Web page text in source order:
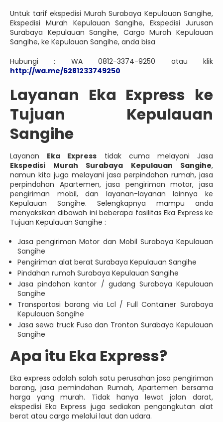
Untuk tarif ekspedisi Murah Surabaya Kepulauan Sangihe,
Ekspedisi Murah Kepulauan Sangihe, Ekspedisi Jurusan
Surabaya Kepulauan Sangihe, Cargo Murah Kepulauan
Sangihe, ke Kepulauan Sangihe, anda bisa
Hubungi : WA 0812-3374-9250 atau klik
http://wa.me/6281233749250
Layanan Eka Express ke
Tujuan Kepulauan
Sangihe
Layanan Eka Express tidak cuma melayani Jasa
Ekspedisi Murah Surabaya Kepulauan Sangihe,
namun kita juga melayani jasa perpindahan rumah, jasa
perpindahan Apartemen, jasa pengiriman motor, jasa
pengiriman mobil, dan layanan-layanan lainnya ke
Kepulauan Sangihe. Selengkapnya mampu anda
menyaksikan dibawah ini beberapa fasilitas Eka Express ke
Tujuan Kepulauan Sangihe :
Jasa pengiriman Motor dan Mobil Surabaya Kepulauan
Sangihe
Pengiriman alat berat Surabaya Kepulauan Sangihe
Pindahan rumah Surabaya Kepulauan Sangihe
Jasa pindahan kantor / gudang Surabaya Kepulauan
Sangihe
Transportasi barang via Lcl / Full Container Surabaya
Kepulauan Sangihe
Jasa sewa truck Fuso dan Tronton Surabaya Kepulauan
Sangihe
Apa itu Eka Express?
Eka express adalah salah satu perusahan jasa pengiriman
barang, jasa pemindahan Rumah, Apartemen bersama
harga yang murah. Tidak hanya lewat jalan darat,
ekspedisi Eka Express juga sediakan pengangkutan alat
berat atau cargo melalui laut dan udara.